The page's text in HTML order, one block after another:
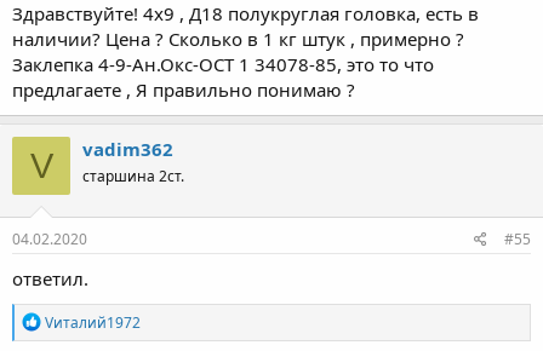
Здравствуйте! 4х9 , Д18 полукруглая головка, есть в
наличии? Цена ? Сколько в 1 кг штук , примерно ?
Заклепка 4-9-Ан.Окс-ОСТ 1 34078-85, это то что
предлагаете , Я правильно понимаю ?
V vadim362
старшина 2ст.
04.02.2020 #55
ответил.
Р
е
Vиталий1972